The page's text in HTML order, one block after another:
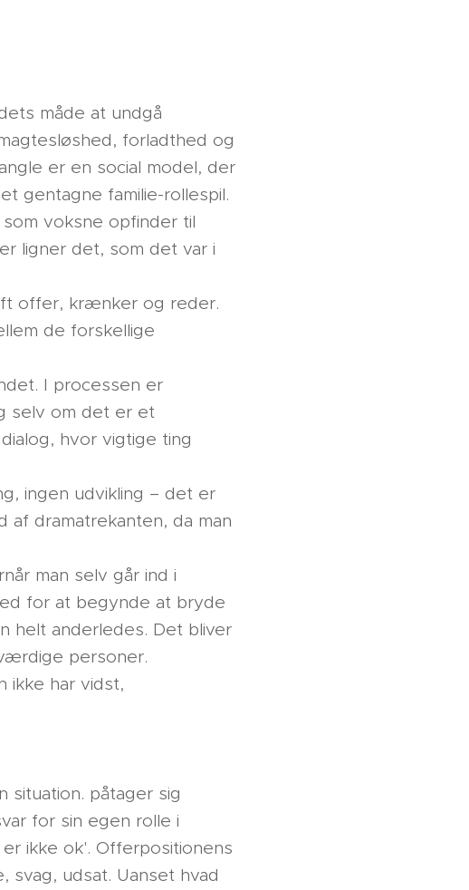
måde at undgå
forladthed og
er en social model, der
gentagne familie-rollespil.
voksne opfinder til
ligner det, som det var i
offer, krænker og reder.
de forskellige
I processen er
selv om det er et
hvor vigtige ting
ingen udvikling – det er
dramatrekanten, da man
man selv går ind i
for at begynde at bryde
helt anderledes. Det bliver
personer.
ikke har vidst,
situation. påtager sig
for sin egen rolle i
ikke ok'. Offerpositionens
udsat. Uanset hvad